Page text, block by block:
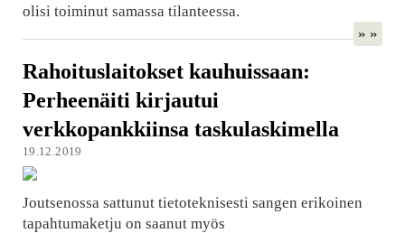
olisi toiminut samassa tilanteessa.
» »
Rahoituslaitokset kauhuissaan:
Perheenäiti kirjautui
verkkopankkiinsa taskulaskimella
19.12.2019
Joutsenossa sattunut tietoteknisesti sangen erikoinen
tapahtumaketju on saanut myös